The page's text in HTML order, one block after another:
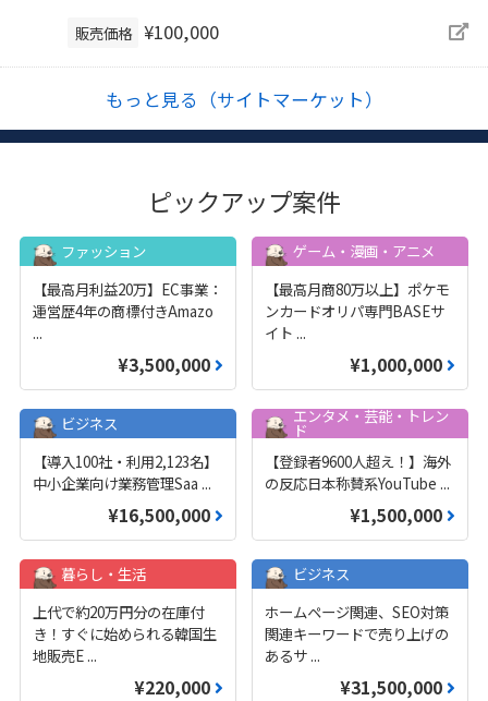
販売価格 ¥100,000
もっと見る（サイトマーケット）
ピックアップ案件
ファッション
【最高月利益20万】EC事業：
運営歴4年の商標付きAmazo
...
¥3,500,000
ゲーム・漫画・アニメ
【最高月商80万以上】ポケモ
ンカードオリパ専門BASEサ
イト ...
¥1,000,000
ビジネス
【導入100社・利用2,123名】
中小企業向け業務管理Saa ...
¥16,500,000
エンタメ・芸能・トレン
ド
【登録者9600人超え！】海外
の反応日本称賛系YouTube ...
¥1,500,000
暮らし・生活
上代で約20万円分の在庫付
き！すぐに始められる韓国生
地販売E ...
¥220,000
ビジネス
ホームページ関連、SEO対策
関連キーワードで売り上げの
あるサ ...
¥31,500,000